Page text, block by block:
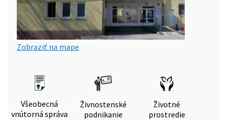
Zobraziť na mape
Všeobecná
vnútorná správa
Živnostenské
podnikanie
Životné
prostredie